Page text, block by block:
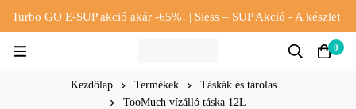
Turbo GO E-SUP akció akár -65%! | Siess – SUP Akció - A készlet
0
Kezdőlap Termékek
Táskák és tárolas
TooMuch vízálló táska 12L